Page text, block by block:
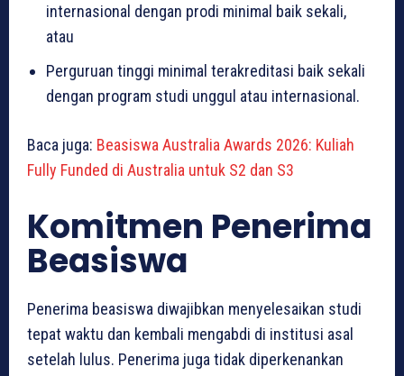
internasional dengan prodi minimal baik sekali,
atau
Perguruan tinggi minimal terakreditasi baik sekali
dengan program studi unggul atau internasional.
Baca juga: Beasiswa Australia Awards 2026: Kuliah
Fully Funded di Australia untuk S2 dan S3
Komitmen Penerima
Beasiswa
Penerima beasiswa diwajibkan menyelesaikan studi
tepat waktu dan kembali mengabdi di institusi asal
setelah lulus. Penerima juga tidak diperkenankan